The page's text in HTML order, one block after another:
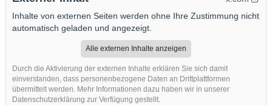
Inhalte von externen Seiten werden ohne Ihre Zustimmung nicht
automatisch geladen und angezeigt.
Alle externen Inhalte anzeigen
Durch die Aktivierung der externen Inhalte erklären Sie sich damit
einverstanden, dass personenbezogene Daten an Drittplattformen
übermittelt werden. Mehr Informationen dazu haben wir in unserer
Datenschutzerklärung zur Verfügung gestellt.